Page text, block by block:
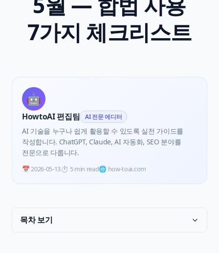
7가지 체크리스트
🤖
HowtoAI 편집팀 AI 전문 에디터
AI 기술을 누구나 쉽게 활용할 수 있도록 실전 가이드를
작성합니다. ChatGPT, Claude, AI 자동화, SEO 분야를
전문으로 다룹니다.
📅2026-05-13⏱️ 5 min read🌐 how-toai.com
목차 보기